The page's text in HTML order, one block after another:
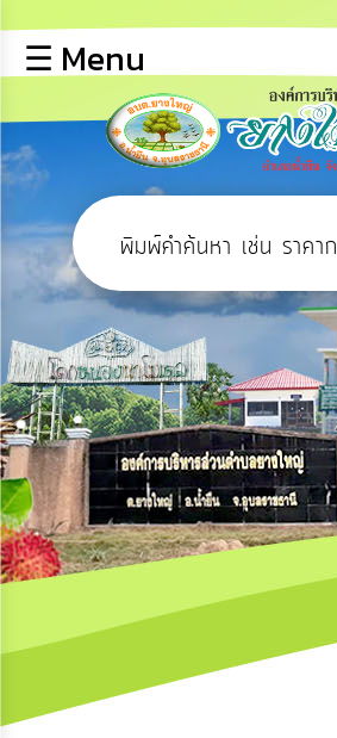
หลัก
ข้อมูล
พื้น
บุคลากร
ประชาสัมพันธ์
การ
ปฏิสัมพันธ์
ข้อมูล
รับ
ฟัง
ความ
คิด
แผน
แผน
พัฒนา
☰ Menu